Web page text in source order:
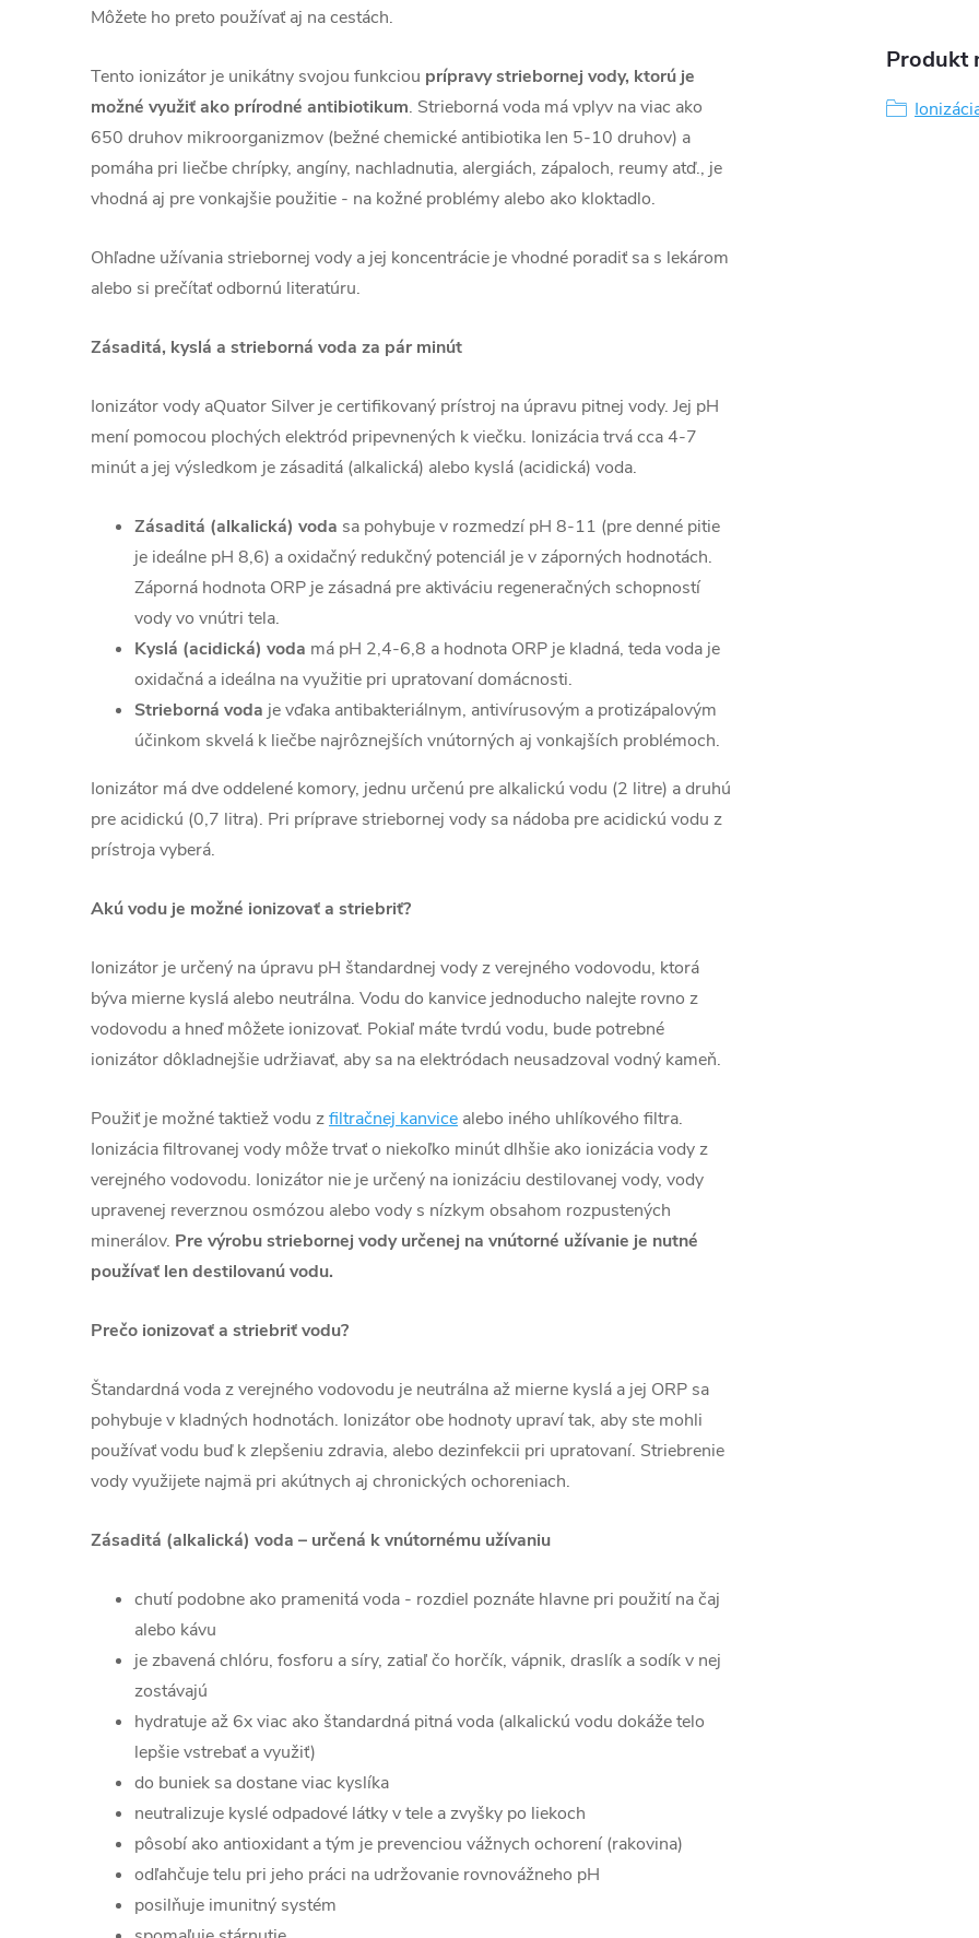
Môžete ho preto používať aj na cestách.
Tento ionizátor je unikátny svojou funkciou prípravy striebornej vody, ktorú je
možné využiť ako prírodné antibiotikum. Strieborná voda má vplyv na viac ako
650 druhov mikroorganizmov (bežné chemické antibiotika len 5-10 druhov) a
pomáha pri liečbe chrípky, angíny, nachladnutia, alergiách, zápaloch, reumy atď., je
vhodná aj pre vonkajšie použitie - na kožné problémy alebo ako kloktadlo.
Ohľadne užívania striebornej vody a jej koncentrácie je vhodné poradiť sa s lekárom
alebo si prečítať odbornú literatúru.
Zásaditá, kyslá a strieborná voda za pár minút
Ionizátor vody aQuator Silver je certifikovaný prístroj na úpravu pitnej vody. Jej pH
mení pomocou plochých elektród pripevnených k viečku. Ionizácia trvá cca 4-7
minút a jej výsledkom je zásaditá (alkalická) alebo kyslá (acidická) voda.
Zásaditá (alkalická) voda sa pohybuje v rozmedzí pH 8-11 (pre denné pitie
je ideálne pH 8,6) a oxidačný redukčný potenciál je v záporných hodnotách.
Záporná hodnota ORP je zásadná pre aktiváciu regeneračných schopností
vody vo vnútri tela.
Kyslá (acidická) voda má pH 2,4-6,8 a hodnota ORP je kladná, teda voda je
oxidačná a ideálna na využitie pri upratovaní domácnosti.
Strieborná voda je vďaka antibakteriálnym, antivírusovým a protizápalovým
účinkom skvelá k liečbe najrôznejších vnútorných aj vonkajších problémoch.
Ionizátor má dve oddelené komory, jednu určenú pre alkalickú vodu (2 litre) a druhú
pre acidickú (0,7 litra). Pri príprave striebornej vody sa nádoba pre acidickú vodu z
prístroja vyberá.
Akú vodu je možné ionizovať a striebriť?
Ionizátor je určený na úpravu pH štandardnej vody z verejného vodovodu, ktorá
býva mierne kyslá alebo neutrálna. Vodu do kanvice jednoducho nalejte rovno z
vodovodu a hneď môžete ionizovať. Pokiaľ máte tvrdú vodu, bude potrebné
ionizátor dôkladnejšie udržiavať, aby sa na elektródach neusadzoval vodný kameň.
Použiť je možné taktiež vodu zfiltračnej kanvice alebo iného uhlíkového filtra.
Ionizácia filtrovanej vody môže trvať o niekoľko minút dlhšie ako ionizácia vody z
verejného vodovodu. Ionizátor nie je určený na ionizáciu destilovanej vody, vody
upravenej reverznou osmózou alebo vody s nízkym obsahom rozpustených
minerálov. Pre výrobu striebornej vody určenej na vnútorné užívanie je nutné
používať len destilovanú vodu.
Prečo ionizovať a striebriť vodu?
Štandardná voda z verejného vodovodu je neutrálna až mierne kyslá a jej ORP sa
pohybuje v kladných hodnotách. Ionizátor obe hodnoty upraví tak, aby ste mohli
používať vodu buď k zlepšeniu zdravia, alebo dezinfekcii pri upratovaní. Striebrenie
vody využijete najmä pri akútnych aj chronických ochoreniach.
Zásaditá (alkalická) voda – určená k vnútornému užívaniu
chutí podobne ako pramenitá voda - rozdiel poznáte hlavne pri použití na čaj
alebo kávu
je zbavená chlóru, fosforu a síry, zatiaľ čo horčík, vápnik, draslík a sodík v nej
zostávajú
hydratuje až 6x viac ako štandardná pitná voda (alkalickú vodu dokáže telo
lepšie vstrebať a využiť)
do buniek sa dostane viac kyslíka
neutralizuje kyslé odpadové látky v tele a zvyšky po liekoch
pôsobí ako antioxidant a tým je prevenciou vážnych ochorení (rakovina)
odľahčuje telu pri jeho práci na udržovanie rovnovážneho pH
posilňuje imunitný systém
Produkt